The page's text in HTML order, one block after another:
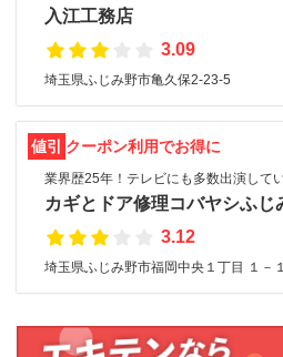
入江工務店
3.09
埼玉県ふじみ野市亀久保2-23-5
値引 クーポン利用でお得に
業界歴25年！テレビにも多数出演して
カギとドア修理コバヤシふじ
3.12
埼玉県ふじみ野市福岡中央１丁目 １－